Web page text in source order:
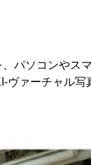
パソコンやス
ヴァーチャル写